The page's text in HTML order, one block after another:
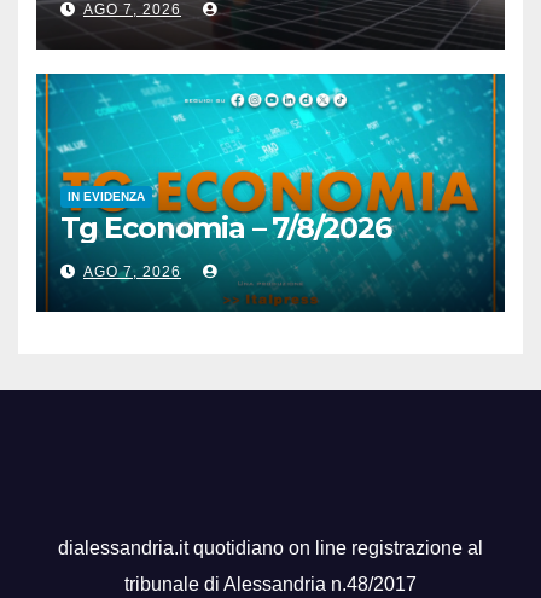
AGO 7, 2026
IN EVIDENZA
Tg Economia – 7/8/2026
AGO 7, 2026
dialessandria.it quotidiano on line registrazione al
tribunale di Alessandria n.48/2017